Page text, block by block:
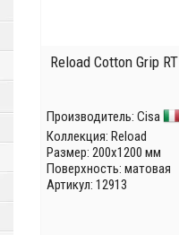
Reload Cotton Grip RT
Производитель: Cisa
Коллекция: Reload
Размер: 200x1200 мм
Поверхность: матовая
Артикул: 12913